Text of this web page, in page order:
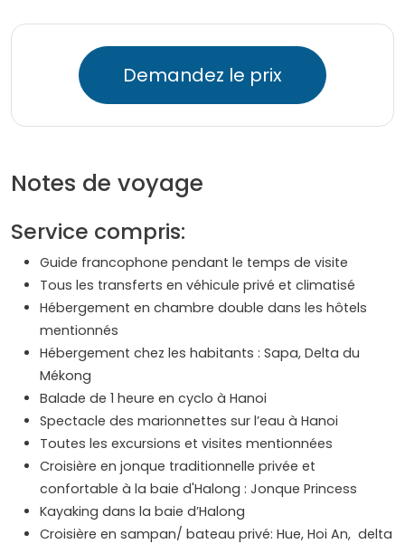
Demandez le prix
Notes de voyage
Service compris:
Guide francophone pendant le temps de visite
Tous les transferts en véhicule privé et climatisé
Hébergement en chambre double dans les hôtels
mentionnés
Hébergement chez les habitants : Sapa, Delta du
Mékong
Balade de 1 heure en cyclo à Hanoi
Spectacle des marionnettes sur l’eau à Hanoi
Toutes les excursions et visites mentionnées
Croisière en jonque traditionnelle privée et
confortable à la baie d'Halong : Jonque Princess
Kayaking dans la baie d’Halong
Croisière en sampan/ bateau privé: Hue, Hoi An, delta